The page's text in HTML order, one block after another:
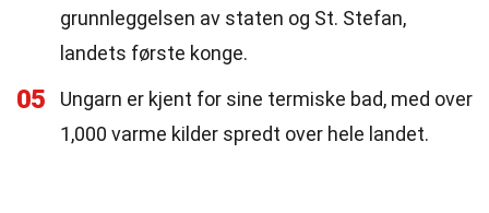
grunnleggelsen av staten og St. Stefan,
landets første konge.
05
Ungarn er kjent for sine termiske bad, med over
1,000 varme kilder spredt over hele landet.